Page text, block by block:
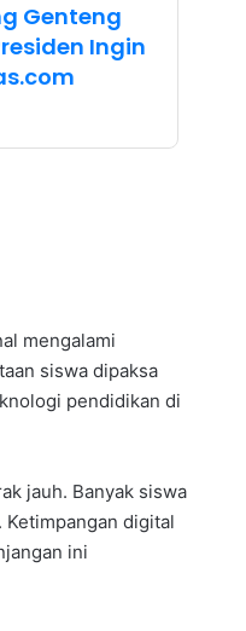
Genteng
Ingin
mengalami
siswa dipaksa
pendidikan di
jauh. Banyak siswa
digital
ini